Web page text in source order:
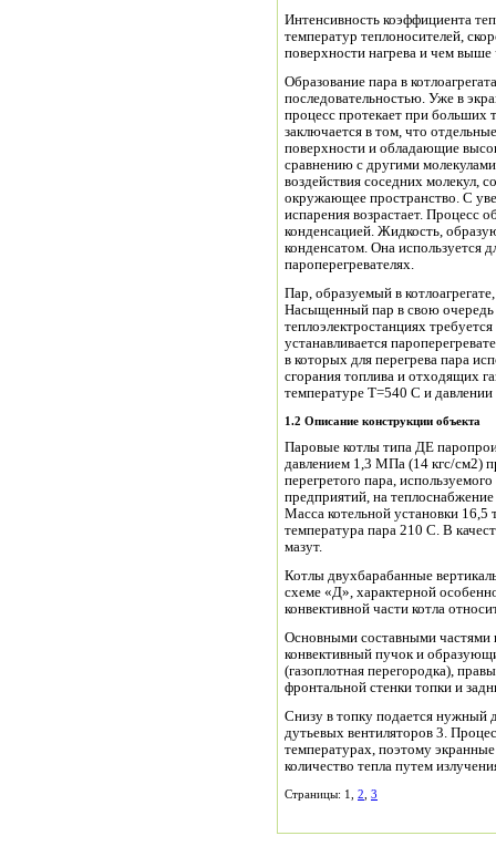
Интенсивность коэффициента
температур теплоносителей,
поверхности нагрева и чем выше
Образование пара в
последовательностью. Уже в
процесс протекает при больших
заключается в том, что
поверхности и обладающие
сравнению с другими
воздействия соседних молекул,
окружающее пространство. С
испарения возрастает. Процесс
конденсацией. Жидкость,
конденсатом. Она используется
пароперегревателях.
Пар, образуемый в
Насыщенный пар в свою очередь
теплоэлектростанциях
устанавливается
в которых для перегрева пара
сгорания топлива и отходящих
температуре Т=540 С и
1.2 Описание конструкции объекта
Паровые котлы типа ДЕ
давлением 1,3 МПа (14 кгс/см2)
перегретого пара,
предприятий, на
Масса котельной установки 16,5
температура пара 210 С. В
мазут.
Котлы двухбарабанные
схеме «Д», характерной
конвективной части котла
Основными составными частями
конвективный пучок и
(газоплотная перегородка),
фронтальной стенки топки и
Снизу в топку подается нужный
дутьевых вентиляторов 3.
температурах, поэтому
количество тепла путем
Страницы: 1, 2 3